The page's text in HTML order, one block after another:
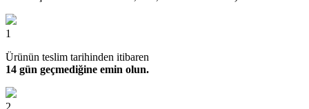
1
Ürünün teslim tarihinden itibaren
14 gün geçmediğine emin olun.